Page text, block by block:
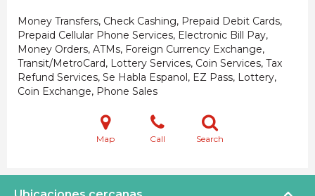
Money Transfers, Check Cashing, Prepaid Debit Cards,
Prepaid Cellular Phone Services, Electronic Bill Pay,
Money Orders, ATMs, Foreign Currency Exchange,
Transit/MetroCard, Lottery Services, Coin Services, Tax
Refund Services, Se Habla Espanol, EZ Pass, Lottery,
Coin Exchange, Phone Sales
Map Call Search